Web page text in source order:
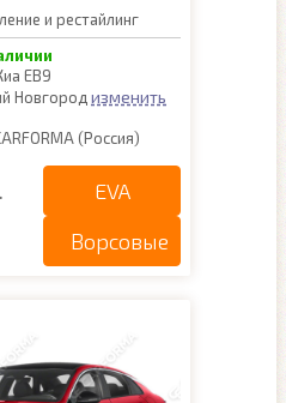
и рестайлинг
ЕВ9
Новгород изменить
(Россия)
EVA
Ворсовые